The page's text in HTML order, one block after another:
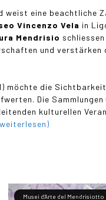
eine beachtliche
Vincenzo Vela in
Mendrisio
und verstärken
möchte die
Die Sammlungen
kulturellen
Musei d’Arte del Mendrisiotto